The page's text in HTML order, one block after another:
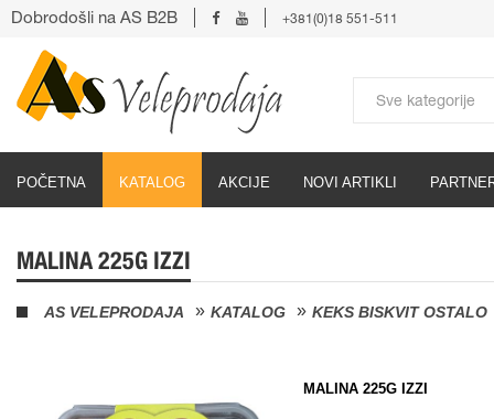
POČETNA KATALOG AKCIJE NOVI ARTIKLI
Dobrodošli na AS B2B +381(0)18 551-511
MALINA 225G IZZI
AS VELEPRODAJA KATALOG KEKS BISKVIT OSTALO
MALINA 225G IZZI